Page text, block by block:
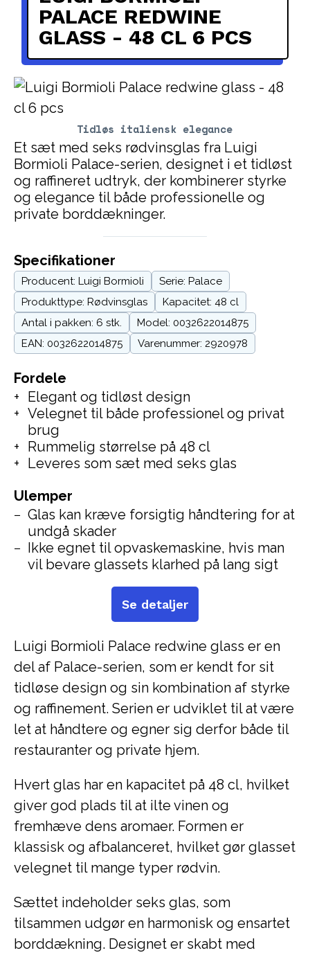
Tidløs italiensk elegance
PALACE REDWINE
GLASS - 48 CL 6 PCS
Et sæt med seks rødvinsglas fra Luigi
Bormioli Palace-serien, designet i et tidløst
og raffineret udtryk, der kombinerer styrke
og elegance til både professionelle og
private borddækninger.
Luigi Bormioli Palace redwine glass er en
del af Palace-serien, som er kendt for sit
tidløse design og sin kombination af styrke
og raffinement. Serien er udviklet til at være
let at håndtere og egner sig derfor både til
restauranter og private hjem.
Hvert glas har en kapacitet på 48 cl, hvilket
giver god plads til at ilte vinen og
fremhæve dens aromaer. Formen er
klassisk og afbalanceret, hvilket gør glasset
velegnet til mange typer rødvin.
Sættet indeholder seks glas, som
tilsammen udgør en harmonisk og ensartet
borddækning. Designet er skabt med
Fordele
Elegant og tidløst design
Velegnet til både professionel og privat
brug
Rummelig størrelse på 48 cl
Leveres som sæt med seks glas
Ulemper
Glas kan kræve forsigtig håndtering for at
undgå skader
Ikke egnet til opvaskemaskine, hvis man
vil bevare glassets klarhed på lang sigt
Specifikationer
Producent: Luigi Bormioli
Serie: Palace
Produkttype: Rødvinsglas
Kapacitet: 48 cl
Antal i pakken: 6 stk.
Model: 0032622014875
EAN: 0032622014875
Varenummer: 2920978
Se detaljer